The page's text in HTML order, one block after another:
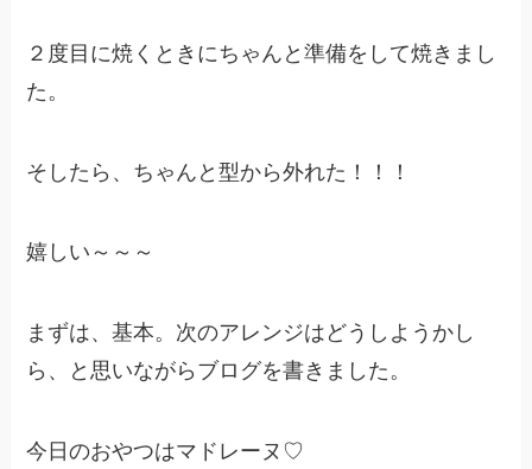
２度目に焼くときにちゃんと準備をして焼きまし
た。
そしたら、ちゃんと型から外れた！！！
嬉しい～～～
まずは、基本。次のアレンジはどうしようかし
ら、と思いながらブログを書きました。
今日のおやつはマドレーヌ♡